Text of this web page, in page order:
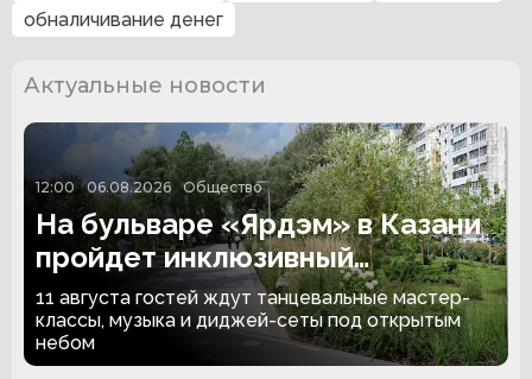
обналичивание денег
Актуальные новости
12:00 06.08.2026 Общество
На бульваре «Ярдэм» в Казани
пройдет инклюзивный
танцевальный вечер
11 августа гостей ждут танцевальные мастер-
классы, музыка и диджей-сеты под открытым
небом